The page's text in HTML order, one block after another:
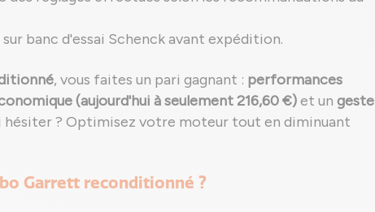
sur banc d'essai Schenck avant expédition.
, vous faites un pari gagnant : performances
(aujourd'hui à seulement 216,60 €)et un geste
hésiter ? Optimisez votre moteur tout en diminuant
Garrett reconditionné ?